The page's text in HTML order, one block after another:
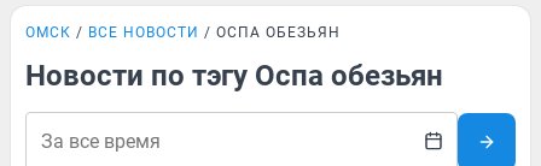
ОМСК ВСЕ НОВОСТИ ОСПА ОБЕЗЬЯН
Новости по тэгу Оспа обезьян